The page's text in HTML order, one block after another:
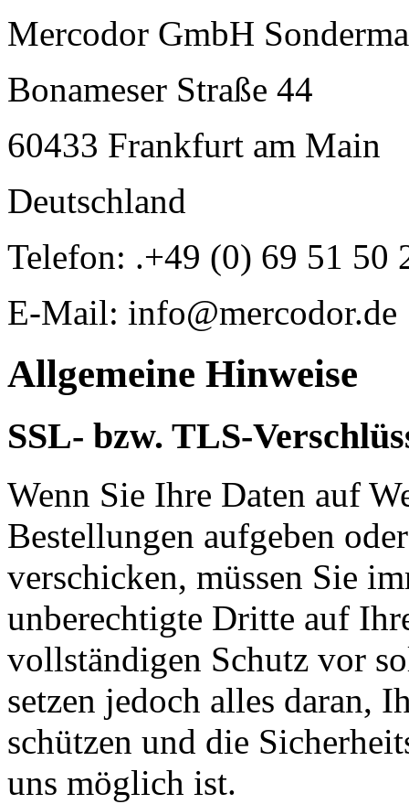
Mercodor GmbH
Bonameser Straße 44
60433 Frankfurt am Main
Deutschland
Telefon: .+49 (0) 69 51 50
E-Mail: info@mercodor.de
Allgemeine Hinweise
SSL- bzw. TLS-
Wenn Sie Ihre Daten auf
Bestellungen aufgeben
verschicken, müssen Sie
unberechtigte Dritte auf
vollständigen Schutz vor
setzen jedoch alles daran,
schützen und die
uns möglich ist.